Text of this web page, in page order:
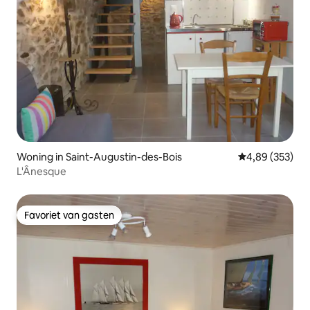
Woning in Saint-Augustin-des-Bois Gemiddelde
4,89 (353)
L'Ânesque
Favoriet van gasten
Favoriet van gasten